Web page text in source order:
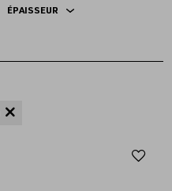
ÉPAISSEUR